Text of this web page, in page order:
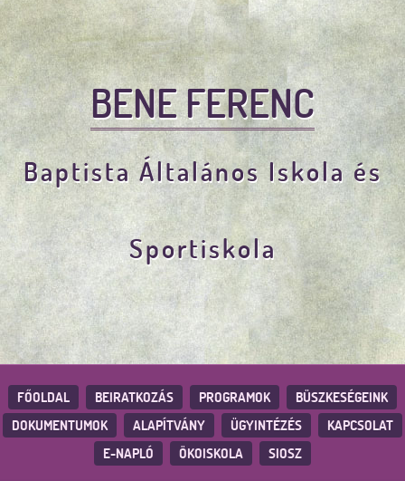
BENE FERENC
Baptista Általános Iskola és
Sportiskola
FŐOLDAL BEIRATKOZÁS PROGRAMOK
BÜSZKESÉGEINK
DOKUMENTUMOK
ALAPÍTVÁNY ÜGYINTÉZÉS
KAPCSOLAT
E-NAPLÓ
ÖKOISKOLA SIOSZ